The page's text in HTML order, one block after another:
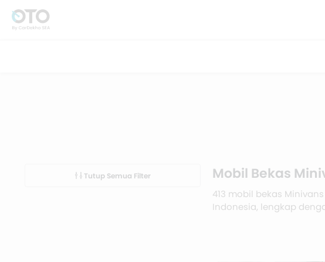
Tutup Semua Filter Mobil Bekas
413 mobil bekas
Indonesia, lengkap